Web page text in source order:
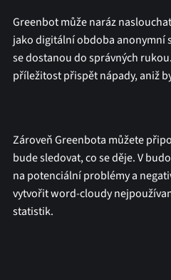
Greenbot může naráz
jako digitální obdoba anonymní
se dostanou do správných
příležitost přispět nápady, aniž
Zároveň Greenbota můžete
bude sledovat, co se děje. V
na potenciální problémy a
vytvořit word-cloudy
statistik.